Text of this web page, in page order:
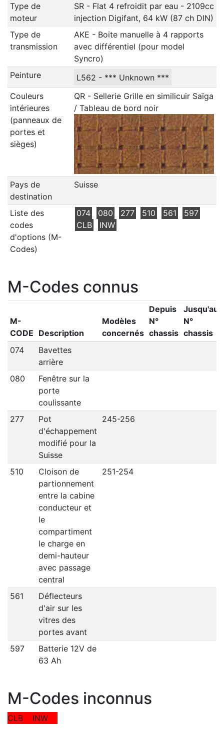
Type de
moteur
SR - Flat 4 refroidit par eau - 2109cc
injection Digifant, 64 kW (87 ch DIN)
Type de
transmission
AKE - Boite manuelle à 4 rapports
avec différentiel (pour model
Syncro)
Peinture
L562 - *** Unknown ***
Couleurs
intérieures
(panneaux de
portes et
sièges)
QR - Sellerie Grille en similicuir Saïga
/ Tableau de bord noir
Pays de
destination
Suisse
Liste des
codes
d'options (M-
Codes)
074 080 277 510 561
597
CLB
INW
M-Codes connus
M-
CODE Description
Modèles
concernés
Depuis
N°
chassis
Jusqu'au
N°
chassis
074
Bavettes
arrière
080
Fenêtre sur la
porte
coulissante
277
Pot
d'échappement
modifié pour la
Suisse
245-256
510
Cloison de
partionnement
entre la cabine
conducteur et
le
compartiment
le charge en
demi-hauteur
avec passage
central
251-254
561
Déflecteurs
d'air sur les
vitres des
portes avant
597
Batterie 12V de
63 Ah
M-Codes inconnus
CLB INW